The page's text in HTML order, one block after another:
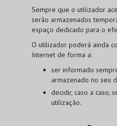
Sempre que o utilizador
serão armazenados
espaço dedicado para o
O utilizador poderá ainda
Internet de forma a:
ser informado
armazenado no seu
decidir, caso a caso,
utilização.